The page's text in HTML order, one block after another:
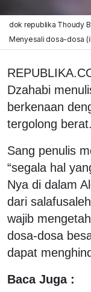
dok republika Thoudy
Menyesali dosa-dosa
Dzahabi
berkenaan
tergolong berat.
Sang penulis
“segala hal
Nya di dalam
dari
wajib
dosa-dosa
dapat
Baca Juga :